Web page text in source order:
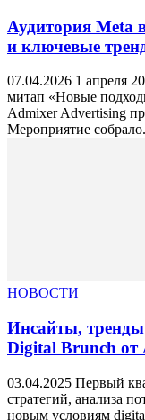
Аудитория Meta
и ключевые
07.04.2026 1 апреля
митап «Новые
Admixer Advertising
Мероприятие
НОВОСТИ
Инсайты,
Digital Brunch от
03.04.2025 Первый
стратегий, анализа
новым условиям